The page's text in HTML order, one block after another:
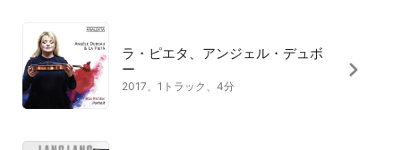
ラ・ピエタ、アンジェル・デュボ
ー
2017、1トラック、4分